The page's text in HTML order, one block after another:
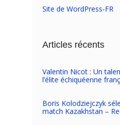
Site de WordPress-FR
Articles récents
Valentin Nicot : Un
l’élite échiquéenne
Boris Kolodziejczyk
match Kazakhstan –